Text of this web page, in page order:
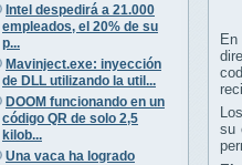
Intel despedirá a 21.000
empleados, el 20% de su
p...
Mavinject.exe: inyección
de DLL utilizando la util...
DOOM funcionando en un
código QR de solo 2,5
kilob...
Una vaca ha logrado
En
su